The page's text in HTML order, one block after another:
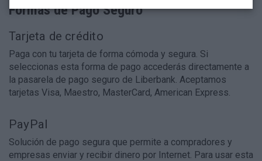
Formas de Pago Seguro
Tarjeta de crédito
Paga con tu tarjeta de forma cómoda y segura. Si
seleccionas esta forma de pago accederás directamente a
la pasarela de pago seguro de Liberbank. Aceptamos
tarjetas Visa, Maestro, MasterCard, American Express.
PayPal
Solución de pago segura que permite a compradores y
empresas enviar y recibir dinero por Internet. Para usar esta